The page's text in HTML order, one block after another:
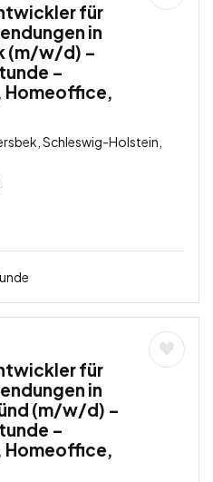
für
in
(m/w/d) –
–
Schleswig-Holstein,
für
in
(m/w/d) –
–